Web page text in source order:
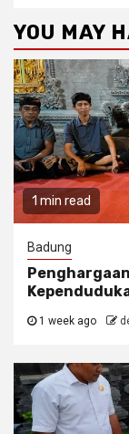
YOU MAY
1 min read
Badung
1 week ago